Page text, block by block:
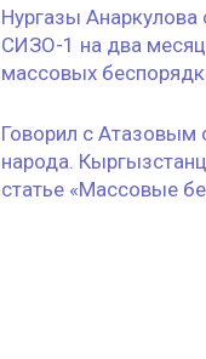
Нургазы Анаркулова
СИЗО-1 на два
массовых
Говорил с Атазовым
народа.
статье «Массовые